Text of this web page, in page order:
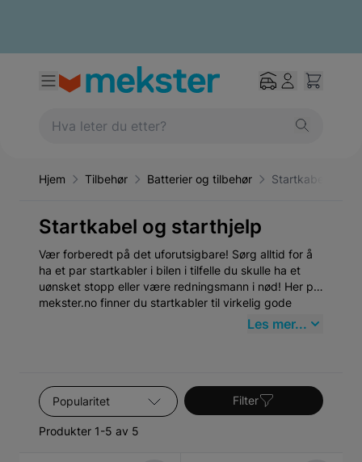
Hjem Tilbehør Batterier og tilbehør Startkabel og
Startkabel og starthjelp
Vær forberedt på det uforutsigbare! Sørg alltid for å
ha et par startkabler i bilen i tilfelle du skulle ha et
uønsket stopp eller være redningsmann i nød! Her på
mekster.no finner du startkabler til virkelig gode
Les mer...
Sorter etter
Produkter 1-5 av 5
Filter